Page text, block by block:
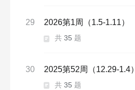
29 2026第1周（1.5-1.11）
共 35 题
30 2025第52周（12.29-1.4）
共 35 题